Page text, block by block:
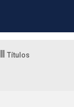
Títulos